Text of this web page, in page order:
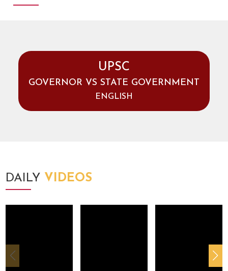
UPSC
GOVERNOR VS STATE GOVERNMENT
ENGLISH
DAILY VIDEOS